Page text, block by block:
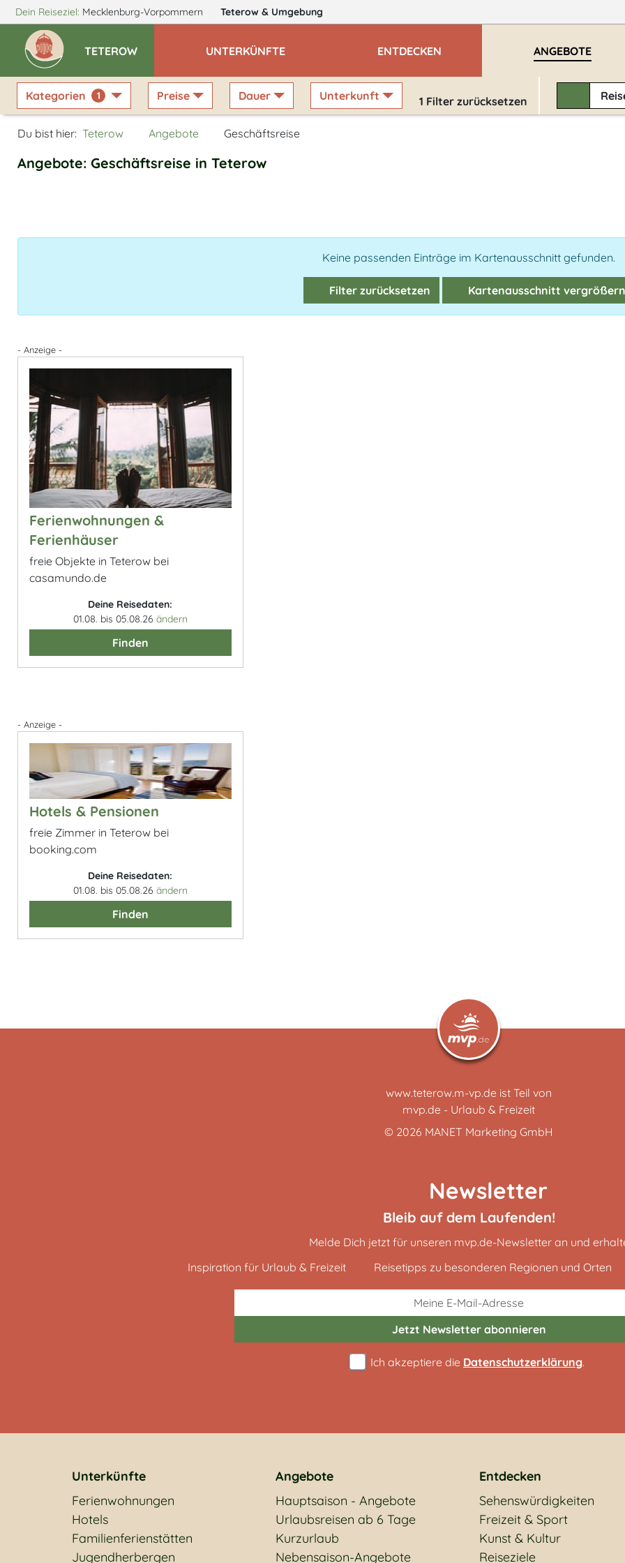
Dein Reiseziel: Mecklenburg-Vorpommern Teterow & Umgebung
TETEROW UNTERKÜNFTE ENTDECKEN ANGEBOTE
Kategorien 1 Preise Dauer Unterkunft 1 Filter zurücksetzen
Du bist hier: Teterow Angebote Geschäftsreise
Angebote: Geschäftsreise in Teterow
Keine passenden Einträge im Kartenausschnitt gefunden.
Filter zurücksetzen Kartenausschnitt vergrößern
- Anzeige -
Ferienwohnungen &
Ferienhäuser
freie Objekte in Teterow bei
casamundo.de
Deine Reisedaten:
01.08. bis 05.08.26 ändern
Finden
- Anzeige -
Hotels & Pensionen
freie Zimmer in Teterow bei
booking.com
Deine Reisedaten:
01.08. bis 05.08.26 ändern
Finden
www.teterow.m-vp.de ist Teil von
mvp.de - Urlaub & Freizeit
© 2026 MANET Marketing GmbH
Newsletter
Bleib auf dem Laufenden!
Melde Dich jetzt für unseren mvp.de-Newsletter an und
Inspiration für Urlaub & Freizeit
Reisetipps zu besonderen Regionen und Orten
Jetzt Newsletterabonnieren
Ich akzeptiere die Datenschutzerklärung.
Unterkünfte
Ferienwohnungen
Hotels
Familienferienstätten
Jugendherbergen
Angebote
Hauptsaison - Angebote
Urlaubsreisen ab 6 Tage
Kurzurlaub
Nebensaison-Angebote
Entdecken
Sehenswürdigkeiten
Freizeit & Sport
Kunst & Kultur
Reiseziele